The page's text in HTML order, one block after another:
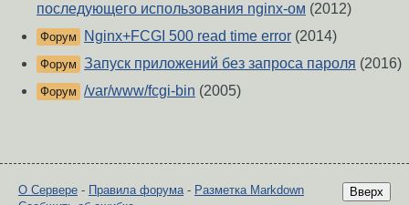
последующего использования nginx-ом (2012)
Форум Nginx+FCGI 500 read time error (2014)
Форум Запуск приложений без запроса пароля (2016)
Форум /var/www/fcgi-bin (2005)
Вверх
О Сервере - Правила форума- Разметка Markdown